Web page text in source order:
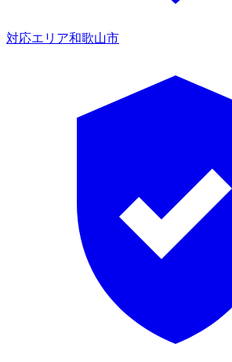
対応エリア和歌山市